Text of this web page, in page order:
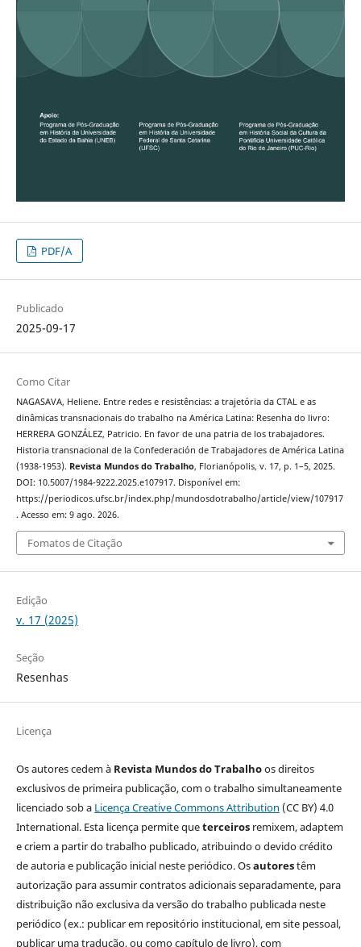
PDF/A
Publicado
2025-09-17
Como Citar
NAGASAVA, Heliene. Entre redes e resistências: a trajetória da CTAL e as
dinâmicas transnacionais do trabalho na América Latina: Resenha do livro:
HERRERA GONZÁLEZ, Patricio. En favor de una patria de los trabajadores.
Historia transnacional de la Confederación de Trabajadores de América Latina
(1938-1953). Revista Mundos do Trabalho, Florianópolis, v. 17, p. 1–5, 2025.
DOI: 10.5007/1984-9222.2025.e107917. Disponível em:
https://periodicos.ufsc.br/index.php/mundosdotrabalho/article/view/107917
. Acesso em: 9 ago. 2026.
Fomatos de Citação
Edição
v. 17 (2025)
Seção
Resenhas
Licença
Os autores cedem à Revista Mundos do Trabalhoos direitos
exclusivos de primeira publicação, com o trabalho simultaneamente
licenciado sob a Licença Creative Commons Attribution (CC BY) 4.0
International. Esta licença permite queterceirosremixem, adaptem
e criem a partir do trabalho publicado, atribuindo o devido crédito
de autoria e publicação inicial neste periódico. Osautorestêm
autorização para assumir contratos adicionais separadamente, para
distribuição não exclusiva da versão do trabalho publicada neste
periódico (ex.: publicar em repositório institucional, em site pessoal,
publicar uma tradução, ou como capítulo de livro), com